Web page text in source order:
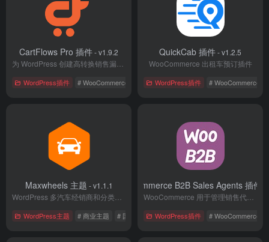
CartFlows Pro 插件- v1.9.2
WordPress插件 # WooCommerce # 国外插件 # 电子商务
QuickCab 插件- v1.2.5
WooCommerce 出租车预订插件
WordPress插件 # WooCommerce
Maxwheels 主题 - v1.1.1
WordPress主题 # 商业主题 # 国外主题 # 汽车销售
WooCommerce B2B Sales Agents 插件
WordPress插件 # WooCommerce